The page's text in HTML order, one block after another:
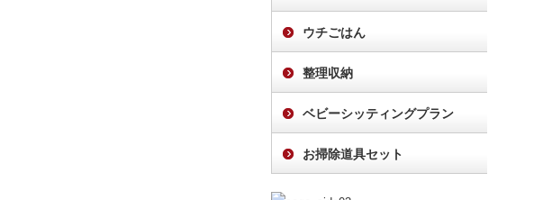
ウチごはん
整理収納
ベビーシッティングプラン
お掃除道具セット